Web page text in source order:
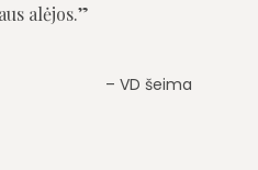
alėjos.
VD šeima